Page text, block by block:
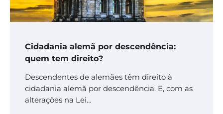
Cidadania alemã por descendência:
quem tem direito?
Descendentes de alemães têm direito à
cidadania alemã por descendência. E, com as
alterações na Lei…